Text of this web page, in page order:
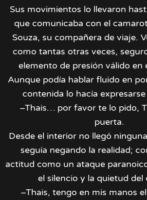
Sus movimientos lo llevaron
que comunicaba con el
Souza, su compañera de viaje.
como tantas otras veces,
elemento de presión válido en
Aunque podía hablar fluido en
contenida lo hacía
–Thais… por favor te lo pido,
puerta.
Desde el interior no llegó
seguía negando la realidad;
actitud como un ataque
el silencio y la quietud del
–Thais, tengo en mis manos